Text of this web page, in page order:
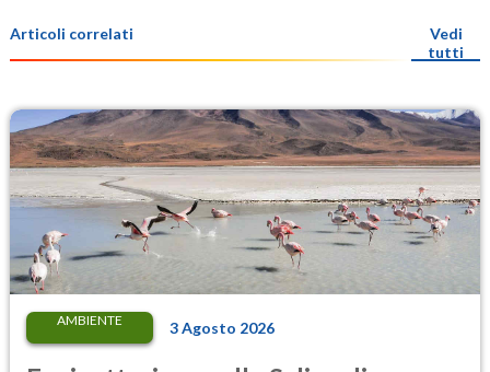
Articoli correlati
Vedi
tutti
AMBIENTE 3 Agosto 2026